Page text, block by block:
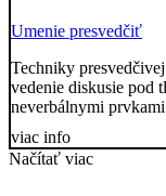
Umenie presvedčiť
Techniky
vedenie diskusie pod
neverbálnymi
viac info
Načítať viac